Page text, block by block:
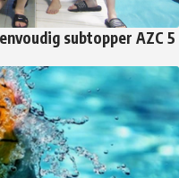
subtopper AZC 5